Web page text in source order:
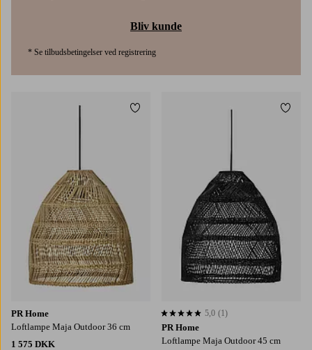
Bliv kunde
* Se tilbudsbetingelser ved registrering
PR Home
Loftlampe Maja Outdoor 36 cm
1 575 DKK
Tilføj til favoritter
PR Home
Loftlampe Maja Outdoor 45 cm
5,0 baseret på 1 bedømmelser
5,0 (1)